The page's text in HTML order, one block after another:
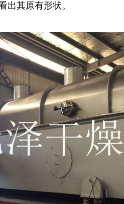
出其原有形状。